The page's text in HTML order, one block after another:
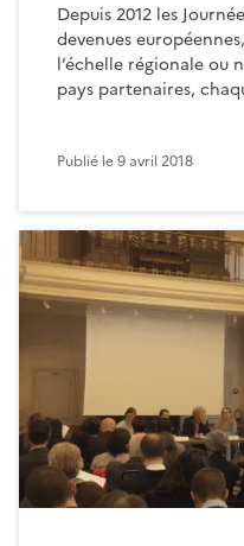
Depuis 2012 les
devenues
l’échelle régionale ou
pays partenaires,
Publié le9 avril 2018